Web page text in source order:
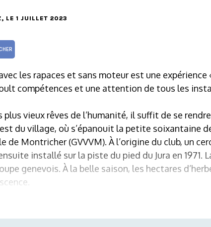
, LE 1 JUILLET 2023
les rapaces et sans moteur est une expérience
compétences et une attention de tous les
plus vieux rêves de l’humanité, il suffit de se
du village, où s’épanouit la petite soixantaine
de Montricher (GVVVM). À l’origine du club, un
installé sur la piste du pied du Jura en 1971.
genevois. À la belle saison, les hectares